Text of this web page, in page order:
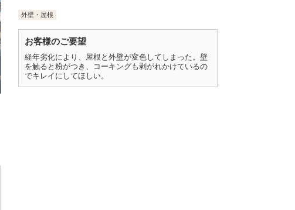
外壁・屋根
お客様のご要望
経年劣化により、屋根と外壁が変色してしまった。壁
を触ると粉がつき、コーキングも剥がれかけているの
でキレイにしてほしい。